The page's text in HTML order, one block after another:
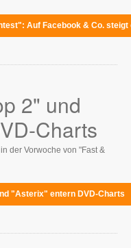
Auf Facebook & Co. steigt
2" und
Charts
der Vorwoche von "Fast &
"Asterix" entern DVD-Charts